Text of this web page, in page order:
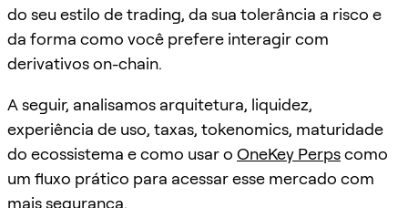
do seu estilo de trading, da sua tolerância a risco e
da forma como você prefere interagir com
derivativos on-chain.
A seguir, analisamos arquitetura, liquidez,
experiência de uso, taxas, tokenomics, maturidade
do ecossistema e como usar o OneKey Perpscomo
um fluxo prático para acessar esse mercado com
mais segurança.